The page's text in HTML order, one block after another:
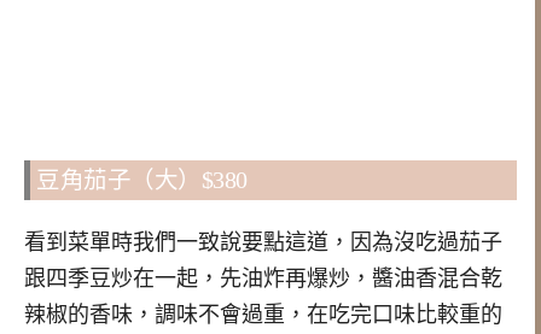
豆角茄子（大）$380
看到菜單時我們一致說要點這道，因為沒吃過茄子
跟四季豆炒在一起，先油炸再爆炒，醬油香混合乾
辣椒的香味，調味不會過重，在吃完口味比較重的